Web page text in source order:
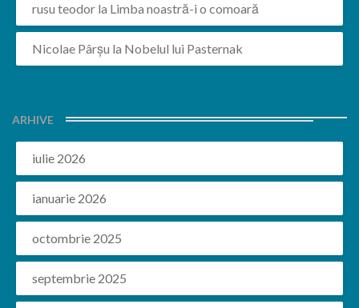
rusu teodor la Limba noastră-i o comoară
Nicolae Pârșu la Nobelul lui Pasternak
ARHIVE
iulie 2026
ianuarie 2026
octombrie 2025
septembrie 2025